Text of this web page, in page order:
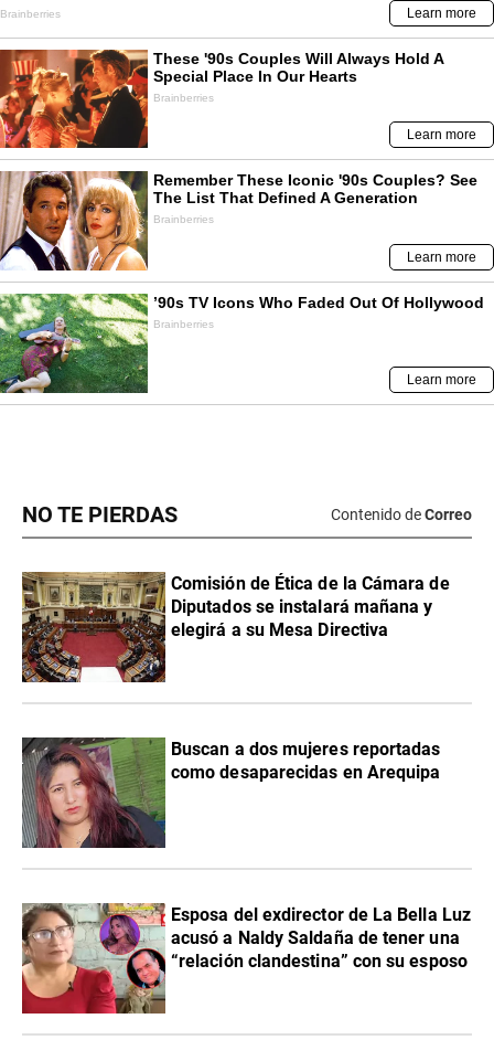
NO TE PIERDAS Contenido deCorreo
Comisión de Ética de la Cámara de
Diputados se instalará mañana y
elegirá a su Mesa Directiva
Buscan a dos mujeres reportadas
como desaparecidas en Arequipa
Esposa del exdirector de La Bella Luz
acusó a Naldy Saldaña de tener una
“relación clandestina” con su esposo